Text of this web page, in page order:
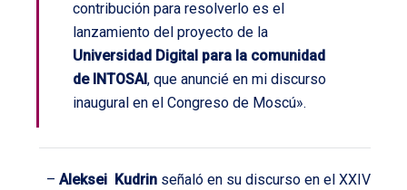
contribución para resolverlo es el
lanzamiento del proyecto de la
Universidad Digital para la comunidad
de INTOSAI, que anuncié en mi discurso
inaugural en el Congreso de Moscú».
– Aleksei Kudrin señaló en su discurso en el XXIV